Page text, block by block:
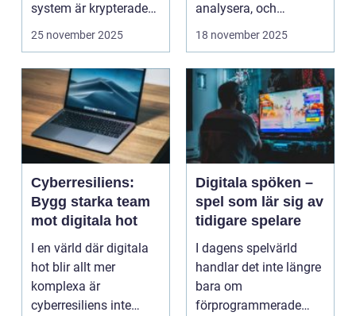
system är krypterade
oc...
25 november 2025
analysera, och
felaktigheter eller mi...
18 november 2025
Cyberresiliens:
Bygg starka team
mot digitala hot
I en värld där digitala
hot blir allt mer
komplexa är
cyberresiliens inte
Digitala spöken –
spel som lär sig av
tidigare spelare
I dagens spelvärld
handlar det inte längre
bara om
förprogrammerade